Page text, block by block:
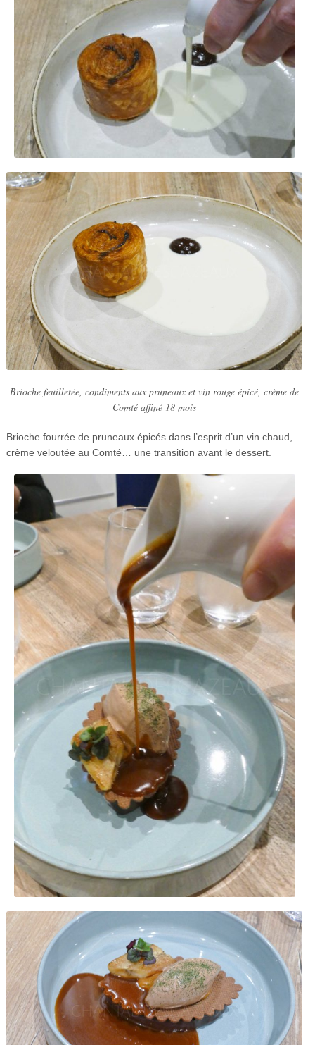
Brioche feuilletée, condiments aux pruneaux et vin rouge épicé, crème de
Comté affiné 18 mois
Brioche fourrée de pruneaux épicés dans l’esprit d’un vin chaud,
crème veloutée au Comté… une transition avant le dessert.